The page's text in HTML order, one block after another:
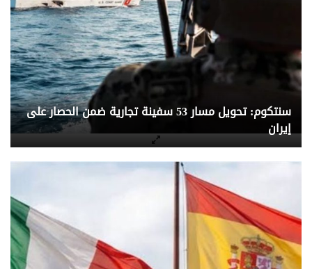
سنتكوم: تحويل مسار 53 سفينة تجارية ضمن الحصار على
إيران